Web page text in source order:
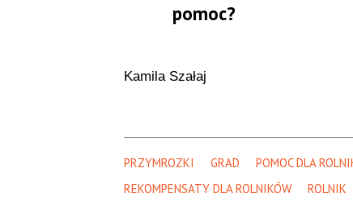
pomoc?
Kamila Szałaj
PRZYMROZKI GRAD POMOC DLA
REKOMPENSATY DLA ROLNIKÓW
ROLNIK